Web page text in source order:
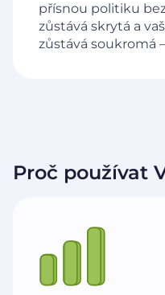
přísnou politiku
zůstává skrytá a
zůstává soukromá
Proč používat